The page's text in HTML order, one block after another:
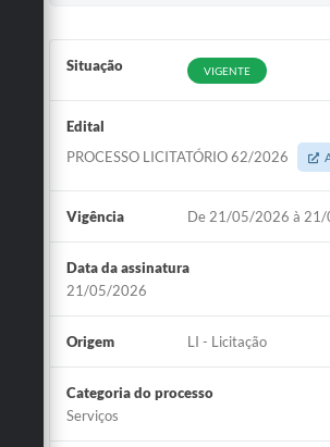
Situação VIGENTE
Edital
PROCESSO LICITATÓRIO 62/2026
Vigência De 21/05/2026 à
Data da assinatura
21/05/2026
Origem LI - Licitação
Categoria do processo
Serviços